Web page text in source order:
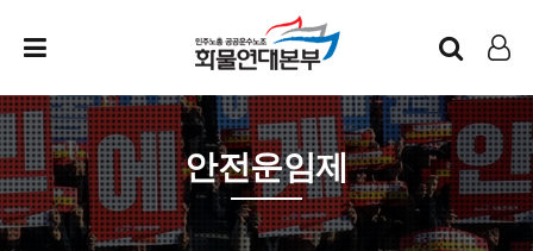
인트라넷
LOG IN
안전운임제